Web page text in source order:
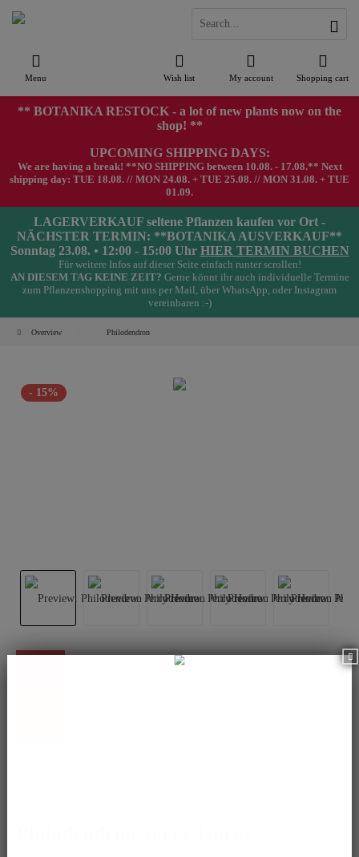
Menu Shopping cart
Wish list My account
** BOTANIKA RESTOCK - a lot of new plants now on the
shop! **
UPCOMING SHIPPING DAYS:
We are having a break! **NO SHIPPING between 10.08. - 17.08.** Next
shipping day: TUE 18.08. // MON 24.08. + TUE 25.08. // MON 31.08. + TUE
01.09.
LAGERVERKAUF seltene Pflanzen kaufen vor Ort -
NÄCHSTER TERMIN: **BOTANIKA AUSVERKAUF**
Sonntag 23.08. • 12:00 - 15:00 Uhr HIER TERMIN BUCHEN
Für weitere Infos auf dieser Seite einfach runter scrollen!
AN DIESEM TAG KEINE ZEIT? Gerne könnt ihr auch individuelle Termine
zum Pflanzenshopping mit uns per Mail, über WhatsApp, oder Instagram
vereinbaren :-)
Overview Philodendron
- 15%
This product is currently not available.